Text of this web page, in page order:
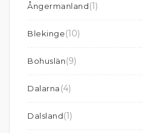
Ångermanland(1)
Blekinge(10)
Bohuslän(9)
Dalarna (4)
Dalsland(1)